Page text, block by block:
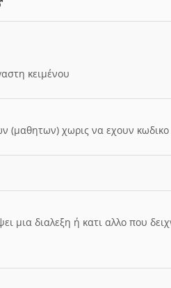
κειμένου
(μαθητων) χωρις να εχουν
μια διαλεξη ή κατι αλλο που